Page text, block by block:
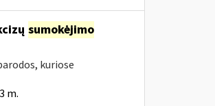
sumokėjimo
kuriose
m.